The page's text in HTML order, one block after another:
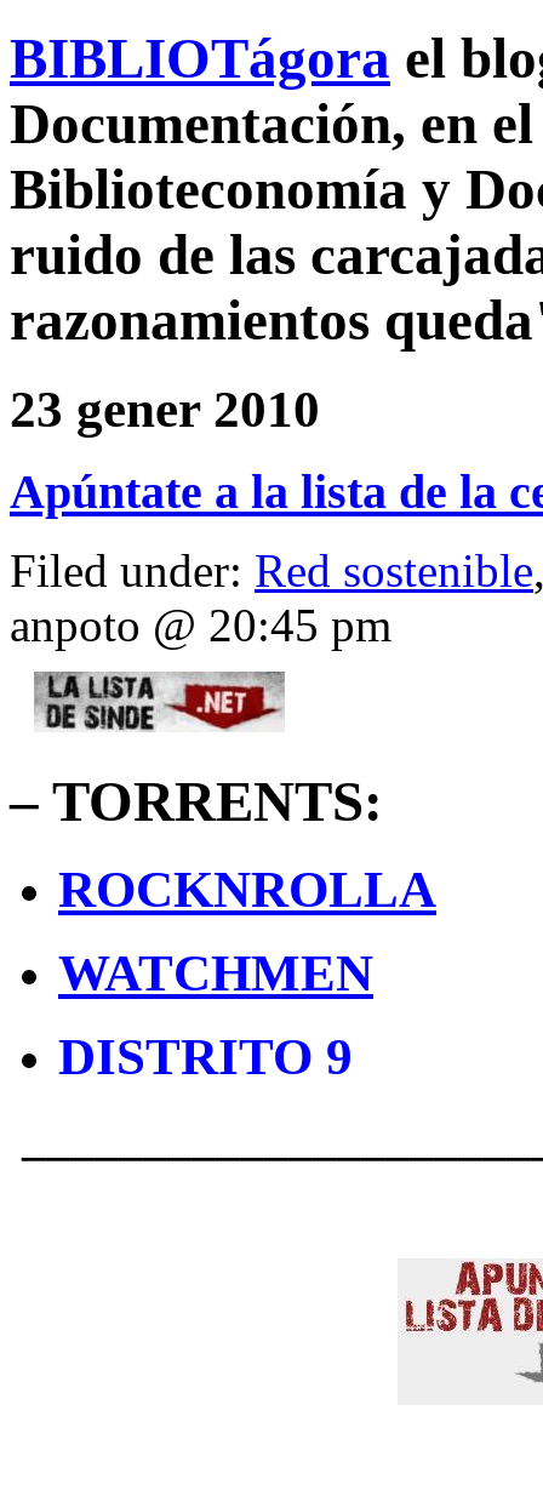
BIBLIOTágora el
Documentación, en
Biblioteconomía y
ruido de las
razonamientos
23 gener 2010
Apúntate a la lista de la
Filed under: Red sostenible
anpoto @ 20:45 pm
– TORRENTS:
ROCKNROLLA
WATCHMEN